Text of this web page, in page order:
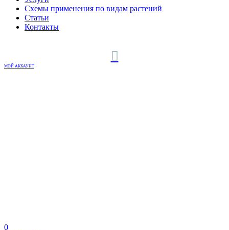
Схемы применения по видам растений
Статьи
Контакты
МОЙ АККАУНТ
0